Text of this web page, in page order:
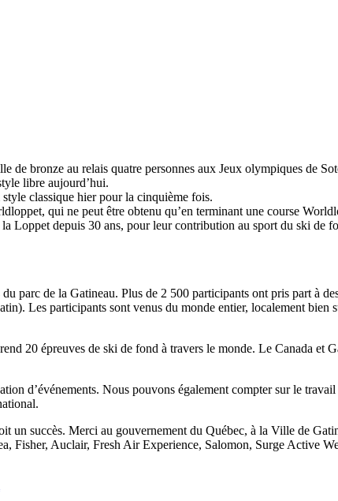
bronze au relais quatre personnes aux Jeux olympiques de
libre aujourd’hui.
classique hier pour la cinquième fois.
qui ne peut être obtenu qu’en terminant une course
Loppet depuis 30 ans, pour leur contribution au sport du ski de
parc de la Gatineau. Plus de 2 500 participants ont pris part à
Les participants sont venus du monde entier, localement bien
20 épreuves de ski de fond à travers le monde. Le Canada et
d’événements. Nous pouvons également compter sur le
un succès. Merci au gouvernement du Québec, à la Ville de
Fisher, Auclair, Fresh Air Experience, Salomon, Surge Active